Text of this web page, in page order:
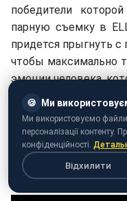
победители
парную съемку в
придется прыгнуть
чтобы максимально
эмоции человека,
Почему за одним
приедут медики, и
известного
сезона шоу Топ-
Нового канала и
🍪 Ми
Ми використовуємо файли
персоналізації контенту.
конфіденційності.
Відхилити